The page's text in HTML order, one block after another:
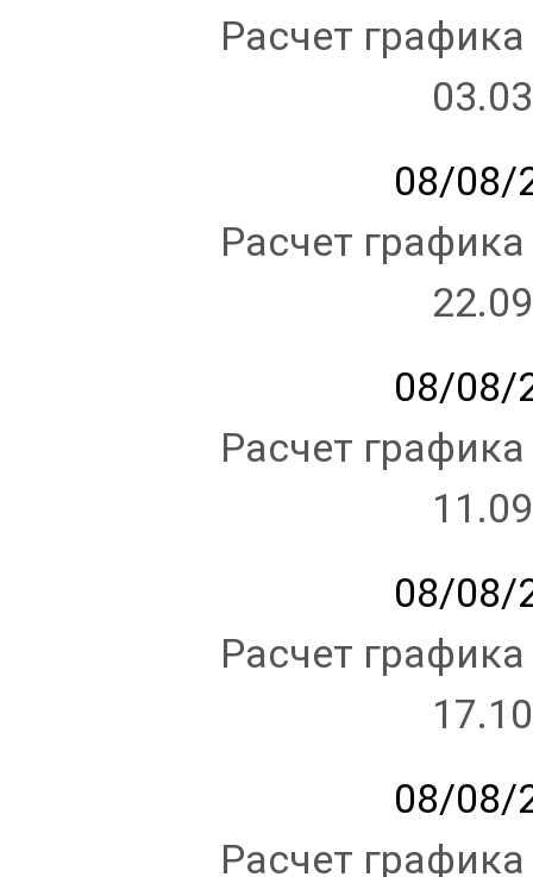
Расчет
08/08/
Расчет
08/08/
Расчет
08/08/
Расчет
08/08/
Расчет